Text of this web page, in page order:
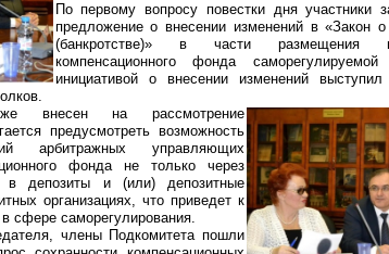
По первому вопросу повестки дня участники
предложение о внесении изменений в «Закон о
(банкротстве)» в части размещения и
компенсационного фонда
инициативой о внесении изменений
внесен на рассмотрение
предусмотреть возможность
арбитражных управляющих
фонда не только через
депозиты и (или) депозитные
организациях, что приведет к
сфере саморегулирования.
члены Подкомитета пошли